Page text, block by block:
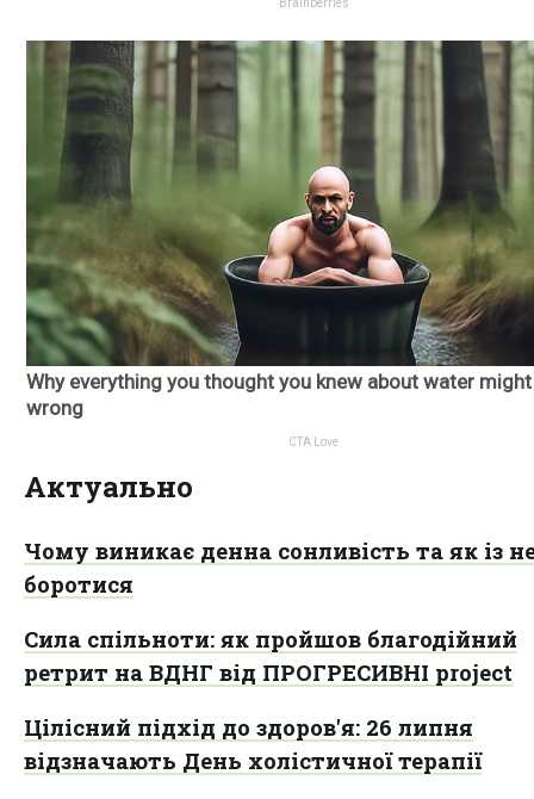
Актуально
Чому виникає денна сонливість та як із
боротися
Сила спільноти: як пройшов благодійний
ретрит на ВДНГ від ПРОГРЕСИВНІ project
Цілісний підхід до здоров'я: 26 липня
відзначають День холістичної терапії